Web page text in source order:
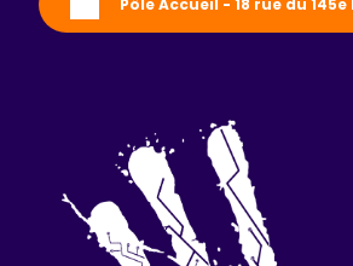
Pôle Accueil - 18 rue du